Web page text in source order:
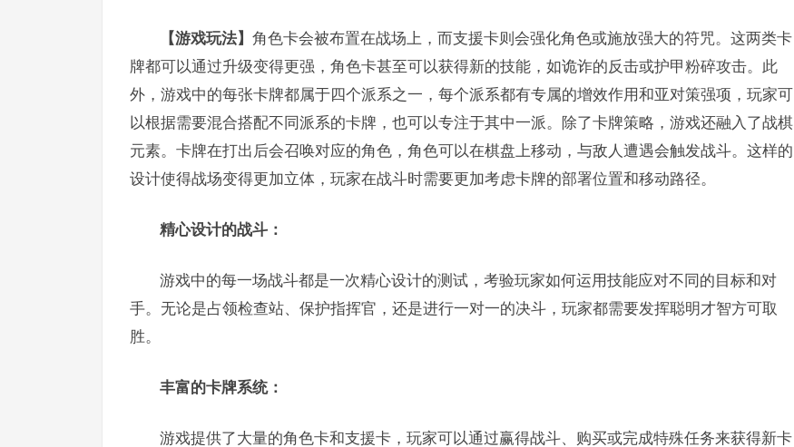
【游戏玩法】 角色卡会被布置在战场上，而支援卡则会强化角色或施放强大的符咒。这两类卡
牌都可以通过升级变得更强，角色卡甚至可以获得新的技能，如诡诈的反击或护甲粉碎攻击。此
外，游戏中的每张卡牌都属于四个派系之一，每个派系都有专属的增效作用和亚对策强项，玩家可
以根据需要混合搭配不同派系的卡牌，也可以专注于其中一派。除了卡牌策略，游戏还融入了战棋
元素。卡牌在打出后会召唤对应的角色，角色可以在棋盘上移动，与敌人遭遇会触发战斗。这样的
设计使得战场变得更加立体，玩家在战斗时需要更加考虑卡牌的部署位置和移动路径。
精心设计的战斗：
游戏中的每一场战斗都是一次精心设计的测试，考验玩家如何运用技能应对不同的目标和对
手。无论是占领检查站、保护指挥官，还是进行一对一的决斗，玩家都需要发挥聪明才智方可取
胜。
丰富的卡牌系统：
游戏提供了大量的角色卡和支援卡，玩家可以通过赢得战斗、购买或完成特殊任务来获得新卡